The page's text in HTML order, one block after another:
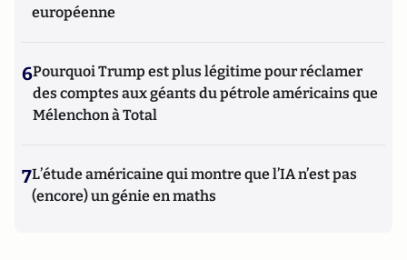
européenne
6Pourquoi Trump est plus légitime pour réclamer
des comptes aux géants du pétrole américains que
Mélenchon à Total
7L’étude américaine qui montre que l’IA n’est pas
(encore) un génie en maths